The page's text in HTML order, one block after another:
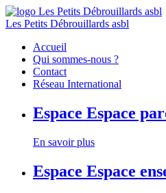
Les Petits Débrouillards asbl
Accueil
Qui sommes-nous ?
Contact
Réseau International
Espace Espace
En savoir plus
Espace Espace